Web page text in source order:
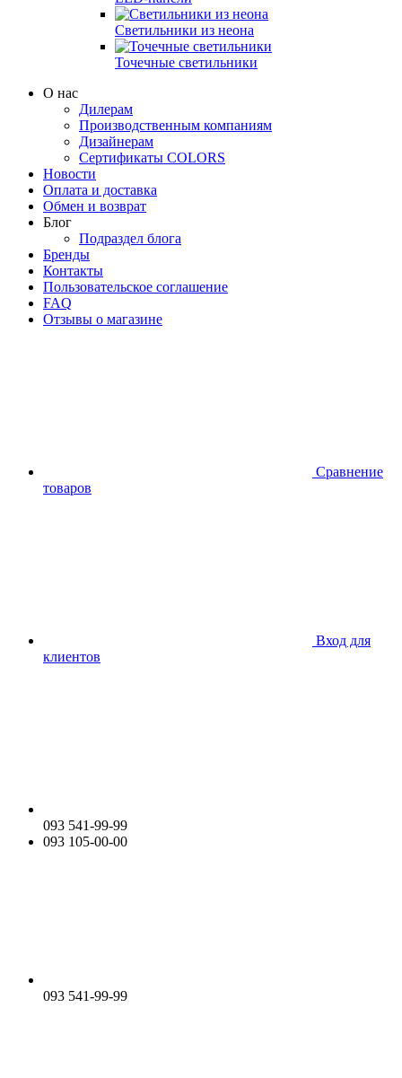
Светильники из неона
Точечные светильники
О нас
Дилерам
Производственным компаниям
Дизайнерам
Сертификаты COLORS
Новости
Оплата и доставка
Обмен и возврат
Блог
Подраздел блога
Бренды
Контакты
Пользовательское соглашение
FAQ
Отзывы о магазине
Сравнение
товаров
Вход для
клиентов
093 541-99-99
093 105-00-00
093 541-99-99